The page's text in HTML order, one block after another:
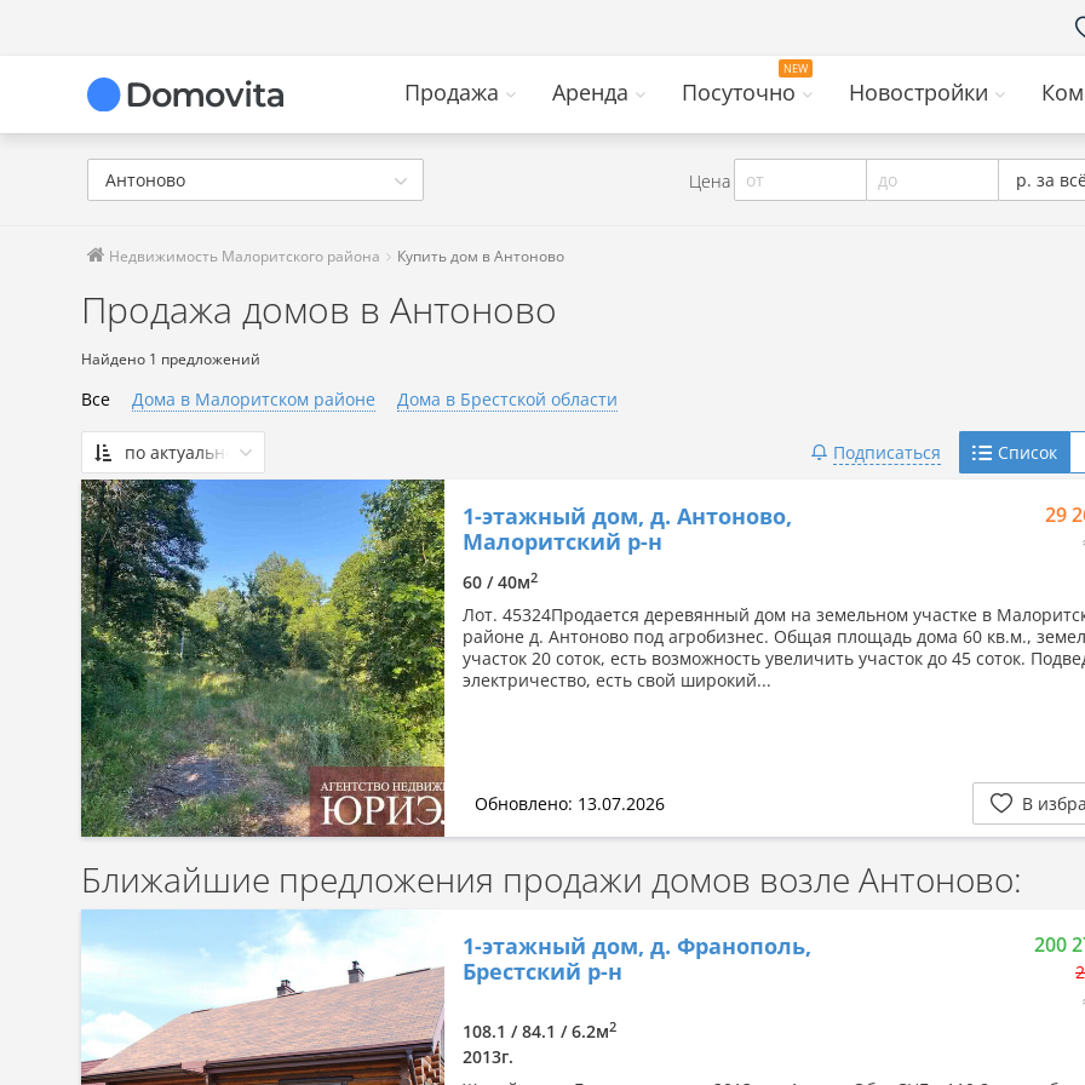
Продажа Аренда Посуточно Новостройки
Антоново Цена от до р. за
Недвижимость Малоритского района Купить дом в Антоново
Продажа домов в Антоново
Найдено 1 предложений
Все Дома в Малоритском районе Дома в Брестской области
по актуальности
По актуальности
Сначала дешевые
Сначала дорогие
По комнатности: большая →
малая
По комнатности: малая →
большая
По площади: большая → малая
По площади: малая → большая
Подписаться Список
1-этажный дом, д. Антоново,
Малоритский р-н
29
60 / 40м2
Лот. 45324Продается деревянный дом на земельном участке в
районе д. Антоново под агробизнес. Общая площадь дома 60 кв.м.,
участок 20 соток, есть возможность увеличить участок до 45 соток.
электричество, есть свой широкий...
Обновлено: 13.07.2026 В
Ближайшие предложения продажи домов возле Антоново:
1-этажный дом, д. Франополь,
Брестский р-н
200
108.1 / 84.1 / 6.2м2
2013г.